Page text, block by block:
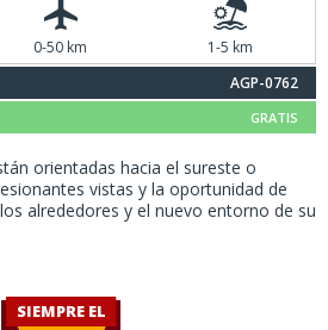
0-50 km
1-5 km
AGP-0762
GRATIS
orientadas hacia el sureste o
vistas y la oportunidad de
alrededores y el nuevo entorno de su
SIEMPRE EL